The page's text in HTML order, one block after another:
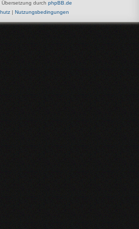
Übersetzung durch phpBB.de
| Nutzungsbedingungen